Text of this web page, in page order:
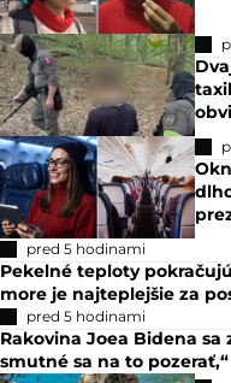
pred 5 hodinami
Pekelné teploty
more je najteplejšie za
pred 5 hodinami
Rakovina Joea Bidena sa
smutné sa na to